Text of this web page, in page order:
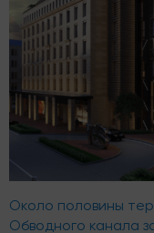
Около половины
Обводного канала